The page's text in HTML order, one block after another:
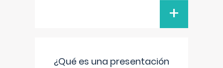
+
¿Qué es una presentación